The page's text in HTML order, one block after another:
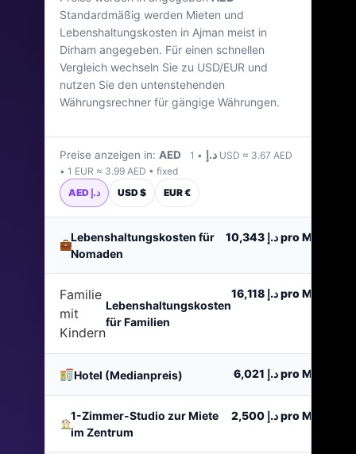
Vereinigte Arabische Emirate
Zuletzt aktualisiert: April 2026
Standardmäßig werden Mieten und
Lebenshaltungskosten in Ajman meist in
Dirham angegeben. Für einen schnellen
Vergleich wechseln Sie zu USD/EUR und
nutzen Sie den untenstehenden
Währungsrechner für gängige Währungen.
Preise anzeigen in: AED د.إ
• 1 USD ≈ 3.67 AED
• 1 EUR ≈ 3.99 AED • fixed
AED د.إ
USD $ EUR €
Lebenshaltungskosten für
Nomaden
د.إ 10,343pro Monat
Familie
mit
Kindern
Lebenshaltungskosten
für Familien
د.إ 16,118pro Monat
Hotel (Medianpreis) د.إ 6,021pro Monat
1-Zimmer-Studio zur Miete
im Zentrum
د.إ 2,500pro Monat